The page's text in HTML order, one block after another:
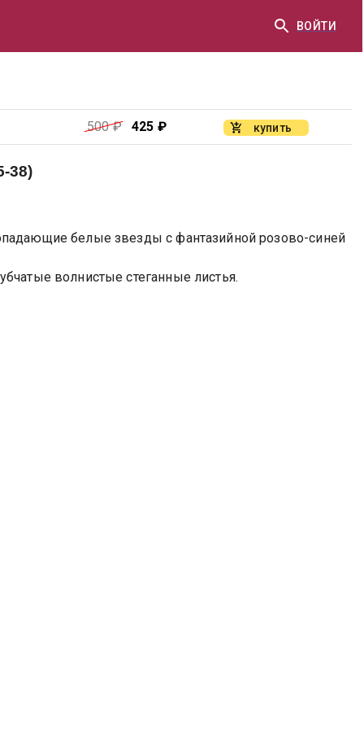
ВОЙТИ
500₽ 425 ₽ купить
38)
белые звезды с фантазийной розово-синей
волнистые стеганные листья.